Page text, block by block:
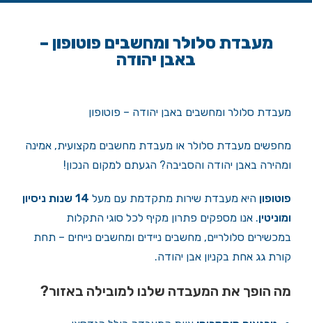
מעבדת סלולר ומחשביםפוטופון –
באבן יהודה
מעבדת סלולר ומחשבים באבן יהודה – פוטופון
מחפשים מעבדת סלולר או מעבדת מחשבים מקצועית, אמינה
ומהירה באבן יהודה והסביבה? הגעתם למקום הנכון!
פוטופון היא מעבדת שירות מתקדמת עם מעל
14 שנות ניסיון
ומוניטין. אנו מספקים פתרון מקיף לכל סוגי התקלות
במכשירים סלולריים, מחשבים ניידים ומחשבים נייחים – תחת
קורת גג אחת בקניון אבן יהודה.
מה הופך את המעבדה שלנו למובילה באזור?